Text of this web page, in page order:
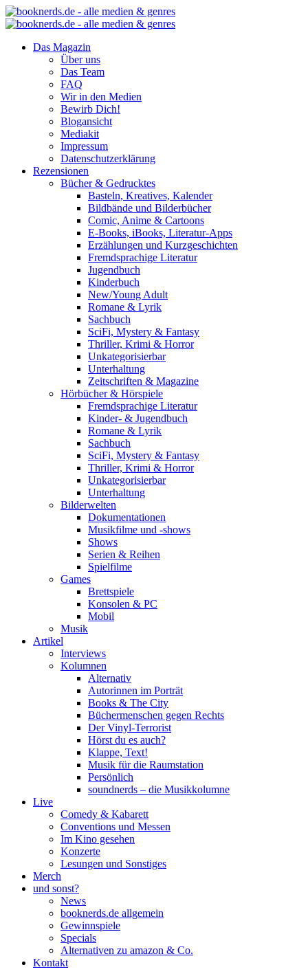
Das Magazin
Über uns
Das Team
FAQ
Wir in den Medien
Bewirb Dich!
Blogansicht
Mediakit
Impressum
Datenschutzerklärung
Rezensionen
Bücher & Gedrucktes
Basteln, Kreatives, Kalender
Bildbände und Bilderbücher
Comic, Anime & Cartoons
E-Books, iBooks, Literatur-Apps
Erzählungen und Kurzgeschichten
Fremdsprachige Literatur
Jugendbuch
Kinderbuch
New/Young Adult
Romane & Lyrik
Sachbuch
SciFi, Mystery & Fantasy
Thriller, Krimi & Horror
Unkategorisierbar
Unterhaltung
Zeitschriften & Magazine
Hörbücher & Hörspiele
Fremdsprachige Literatur
Kinder- & Jugendbuch
Romane & Lyrik
Sachbuch
SciFi, Mystery & Fantasy
Thriller, Krimi & Horror
Unkategorisierbar
Unterhaltung
Bilderwelten
Dokumentationen
Musikfilme und -shows
Shows
Serien & Reihen
Spielfilme
Games
Brettspiele
Konsolen & PC
Mobil
Musik
Artikel
Interviews
Kolumnen
Alternativ
Autorinnen im Porträt
Books & The City
Büchermenschen gegen Rechts
Der Vinyl-Terrorist
Hörst du es auch?
Klappe, Text!
Musik für die Raumstation
Persönlich
soundnerds – die Musikkolumne
Live
Comedy & Kabarett
Conventions und Messen
Im Kino gesehen
Konzerte
Lesungen und Sonstiges
Merch
und sonst?
News
booknerds.de allgemein
Gewinnspiele
Specials
Alternativen zu amazon & Co.
Kontakt